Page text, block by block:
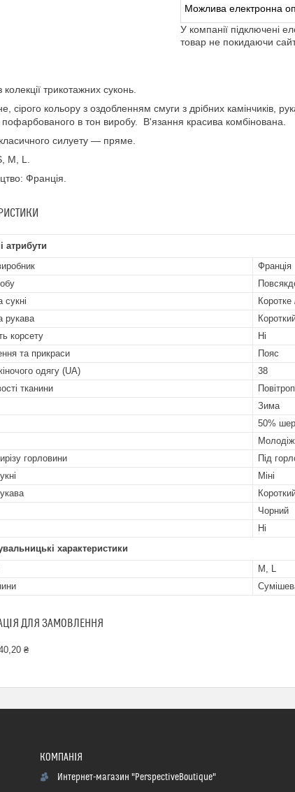
У компанії підключені
товар не покидаючи
трикотажних суконь.
сірого кольору з оздобленням смуги з дрібних камінчиків,
пофарбованого в тон виробу. В'язання красива комбінована.
силуету — пряме.
M, L.
Франція.
атрибути
Франція
Коротке
рукава
корсету
Ні
та прикраси
Пояс
одягу (UA)
38
тканини
Зима
50%
горловини
Під
Міні
Чорний
Ні
характеристики
М, L
ДЛЯ ЗАМОВЛЕННЯ
₴
Интернет-магазин "PerspectiveBoutique"